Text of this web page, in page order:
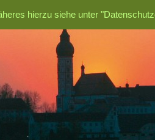
hierzu siehe unter